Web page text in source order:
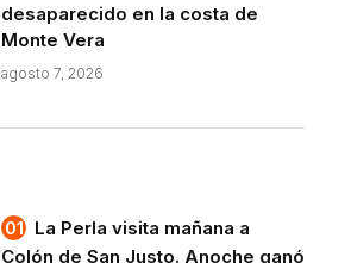
desaparecido en la costa de
Monte Vera
agosto 7, 2026
La Perla visita mañana a
Colón de San Justo. Anoche ganó